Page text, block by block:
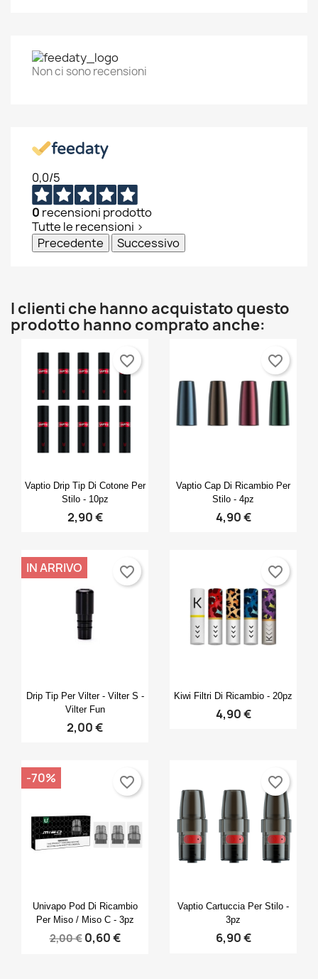
Non ci sono recensioni
0,0/5
0 recensioni prodotto
Tutte le recensioni >
Precedente
Successivo
I clienti che hanno acquistato questo
prodotto hanno comprato anche:
Anteprima
Vaptio Drip Tip Di Cotone Per
Stilo - 10pz
2,90 €
favorite_border
Anteprima
Vaptio Cap Di Ricambio Per
Stilo - 4pz
4,90 €
favorite_border
Anteprima
Drip Tip Per Vilter - Vilter S -
Vilter Fun
2,00 €
IN ARRIVO favorite_border
 Anteprima
Kiwi Filtri Di Ricambio - 20pz
4,90 €
favorite_border
Anteprima
Univapo Pod Di Ricambio
Per Miso / Miso C - 3pz
2,00 € 0,60 €
-70% favorite_border
Anteprima
Vaptio Cartuccia Per Stilo -
3pz
6,90 €
favorite_border